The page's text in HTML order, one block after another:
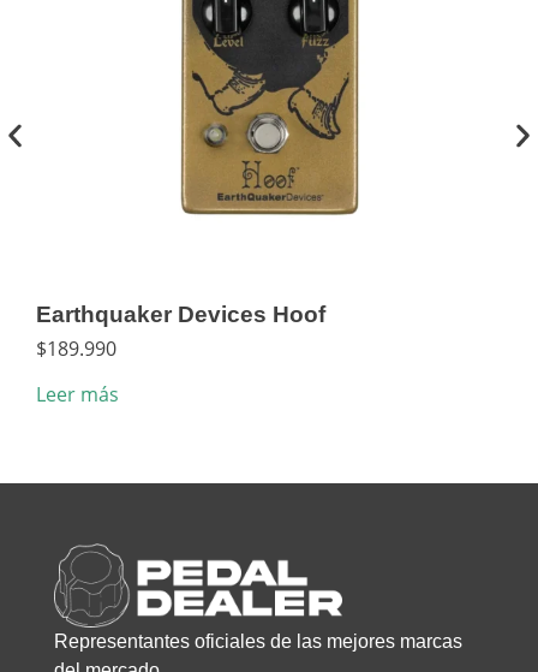
Earthquaker Devices Hoof
$189.990
Leer más
Representantes oficiales de las mejores marcas